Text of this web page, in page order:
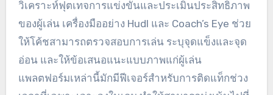
ด้วยข้อมูล
ตัวเลือกซอฟต์แวร์การวิเคราะห์
วิดีโอ
ซอฟต์แวร์การวิเคราะห์วิดีโอเป็นสิ่งจำเป็นสำหรับการ